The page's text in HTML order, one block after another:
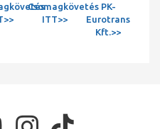
Csomagkövetés
ITT>>
PK-
Eurotrans
Kft.>>